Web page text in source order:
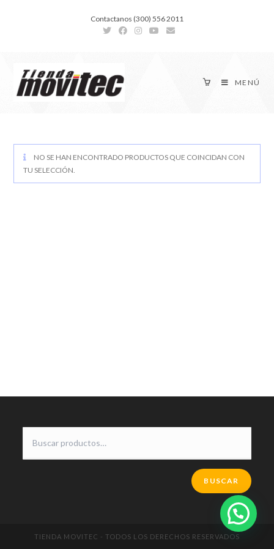
Contactanos (300) 556 2011
MENÚ
NO SE HAN ENCONTRADO PRODUCTOS QUE COINCIDAN CON
TU SELECCIÓN.
BUSCAR
TIENDA MOVITEC - TODOS LOS DERECHOS RESERVADOS